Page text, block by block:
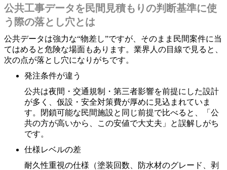
公共工事データを民間見積もりの判断基準に使
う際の落とし穴とは
公共データは強力な“物差し”ですが、そのまま民間案件に当
てはめると危険な場面もあります。業界人の目線で見ると、
次の点が落とし穴になりがちです。
発注条件が違う
公共は夜間・交通規制・第三者影響を前提にした設計
が多く、仮設・安全対策費が厚めに見込まれていま
す。閉鎖可能な民間施設と同じ前提で比べると、「公
共の方が高いから、この安値で大丈夫」と誤解しがち
です。
仕様レベルの差
耐久性重視の仕様（塗装回数、防水材のグレード、剥